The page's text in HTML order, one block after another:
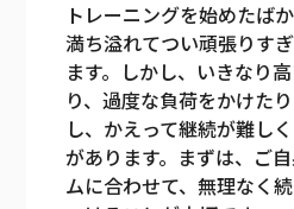
トレーニングを始めたば
満ち溢れてつい頑張りす
ます。しかし、いきなり
り、過度な負荷をかけた
し、かえって継続が難し
があります。まずは、ご
ムに合わせて、無理なく